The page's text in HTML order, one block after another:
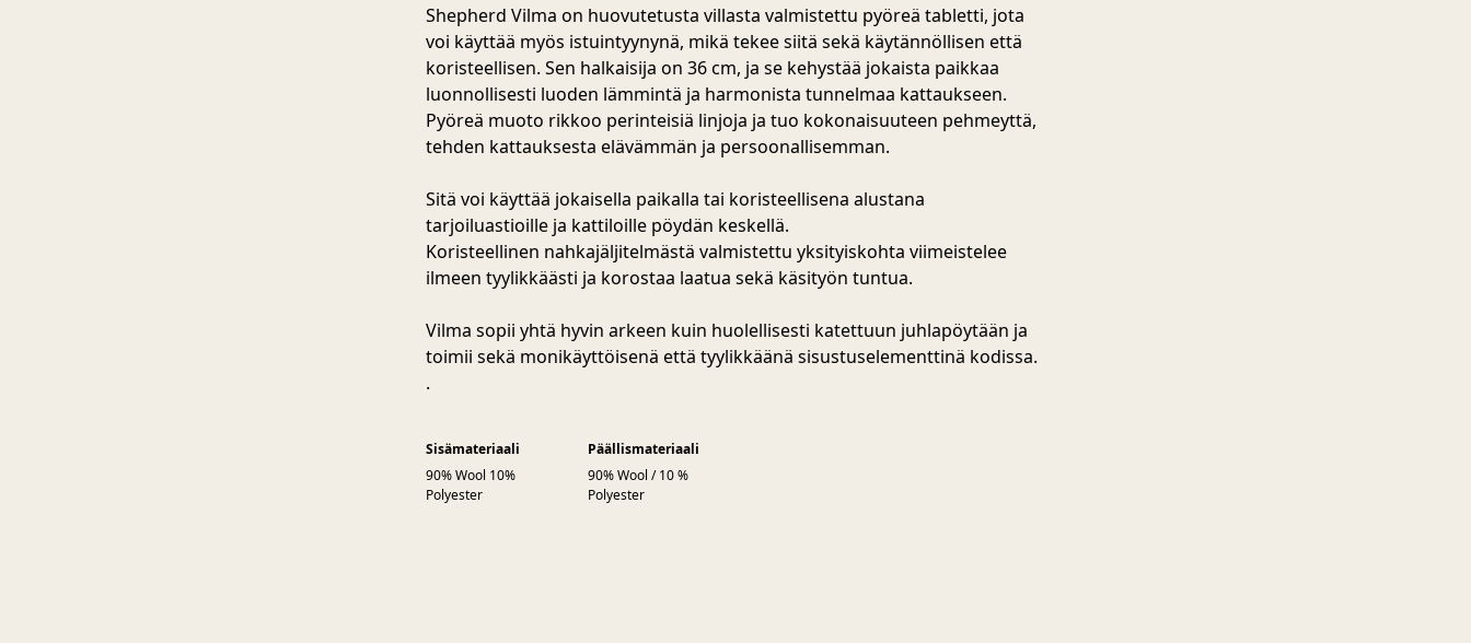
Shepherd Vilma on huovutetusta villasta valmistettu pyöreä tabletti, jota
voi käyttää myös istuintyynynä, mikä tekee siitä sekä käytännöllisen että
koristeellisen. Sen halkaisija on 36 cm, ja se kehystää jokaista paikkaa
luonnollisesti luoden lämmintä ja harmonista tunnelmaa kattaukseen.
Pyöreä muoto rikkoo perinteisiä linjoja ja tuo kokonaisuuteen pehmeyttä,
tehden kattauksesta elävämmän ja persoonallisemman.
Sitä voi käyttää jokaisella paikalla tai koristeellisena alustana
tarjoiluastioille ja kattiloille pöydän keskellä.
Koristeellinen nahkajäljitelmästä valmistettu yksityiskohta viimeistelee
ilmeen tyylikkäästi ja korostaa laatua sekä käsityön tuntua.
Vilma sopii yhtä hyvin arkeen kuin huolellisesti katettuun juhlapöytään ja
toimii sekä monikäyttöisenä että tyylikkäänä sisustuselementtinä kodissa.
.
Sisämateriaali
90% Wool 10%
Polyester
Päällismateriaali
90% Wool / 10 %
Polyester